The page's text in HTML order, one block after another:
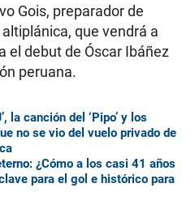
Gois, preparador de
que vendrá a
el debut de Óscar Ibáñez
peruana.
la canción del ‘Pipo’ y los
no se vio del vuelo privado de
¿Cómo a los casi 41 años
para el gol e histórico para